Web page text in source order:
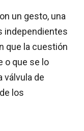
un gesto, una
independientes
que la cuestión
o que se lo
válvula de
los